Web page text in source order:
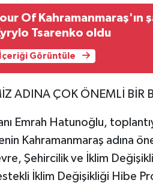
Of Kahramanmaraş'ın
Tsarenko oldu
İçeriği Görüntüle
ADINA ÇOK ÖNEMLİ BİR
Emrah Hatunoğlu,
Kahramanmaraş adına
Şehircilik ve İklim
İklim Değişikliği Hibe